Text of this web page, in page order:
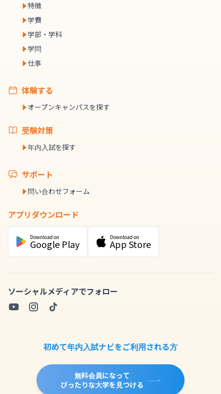
特徴
学費
学部・学科
学問
仕事
体験する
オープンキャンパスを探す
受験対策
年内入試を探す
サポート
問い合わせフォーム
アプリダウンロード
Download on
Google Play
Download on
App Store
ソーシャルメディアでフォロー
初めて年内入試ナビをご利用される方
無料会員になって
ぴったりな大学を見つける